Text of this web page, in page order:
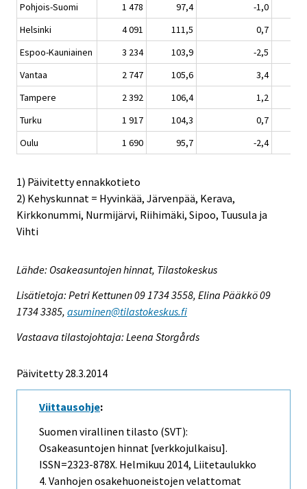
Pohjois-Suomi
1 478 97,4
-1,0
Helsinki
4 091 111,5
0,7
Espoo-Kauniainen
3 234 103,9
-2,5
Vantaa
2 747 105,6
3,4
Tampere
2 392 106,4
1,2
Turku
1 917 104,3
0,7
Oulu
1 690 95,7 -2,4
1) Päivitetty ennakkotieto
2) Kehyskunnat = Hyvinkää, Järvenpää, Kerava,
Kirkkonummi, Nurmijärvi, Riihimäki, Sipoo, Tuusula ja
Vihti
Lähde: Osakeasuntojen hinnat, Tilastokeskus
Lisätietoja: Petri Kettunen 09 1734 3558, Elina Pääkkö 09
1734 3385, asuminen@tilastokeskus.fi
Vastaava tilastojohtaja: Leena Storgårds
Päivitetty 28.3.2014
Viittausohje:
Suomen virallinen tilasto (SVT):
Osakeasuntojen hinnat [verkkojulkaisu].
ISSN=2323-878X. Helmikuu 2014, Liitetaulukko
4. Vanhojen osakehuoneistojen velattomat